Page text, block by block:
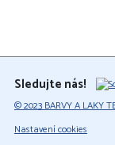
Sledujte nás!
© 2023 BARVY A LAKY
Nastavení cookies